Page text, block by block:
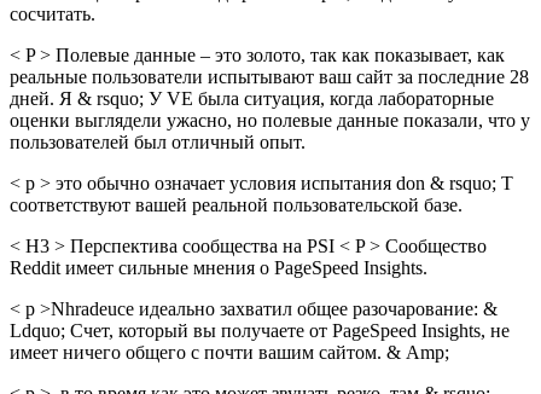
сосчитать.
< P > Полевые данные – это золото, так как показывает, как
реальные пользователи испытывают ваш сайт за последние 28
дней. Я & rsquo; У VE была ситуация, когда лабораторные
оценки выглядели ужасно, но полевые данные показали, что у
пользователей был отличный опыт.
< p > это обычно означает условия испытания don & rsquo; T
соответствуют вашей реальной пользовательской базе.
< H3 > Перспектива сообщества на PSI < P > Сообщество
Reddit имеет сильные мнения о PageSpeed Insights.
< p >Nhradeuce идеально захватил общее разочарование: &
Ldquo; Счет, который вы получаете от PageSpeed Insights, не
имеет ничего общего с почти вашим сайтом. & Amp;